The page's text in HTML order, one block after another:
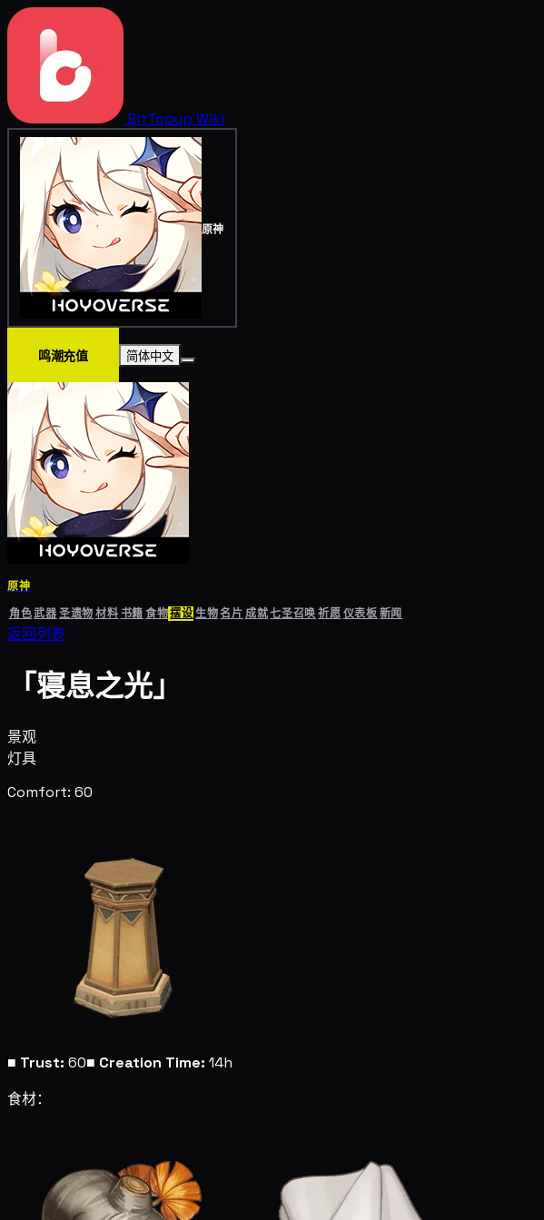
BitTopup Wiki
原神
鸣潮充值 简体中文
原神
角色武器圣遗物材料书籍食物摆设生物名片成就七圣召唤祈愿仪表板新闻
返回列表
「寝息之光」
景观
灯具
Comfort: 60
■ Trust: 60■ Creation Time: 14h
食材：